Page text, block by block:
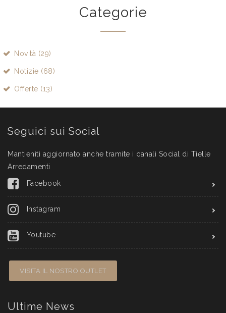
Categorie
Novità (29)
Notizie (68)
Offerte (13)
Seguici sui Social
Mantieniti aggiornato anche tramite i canali Social di Tielle
Arredamenti
Facebook
Instagram
Youtube
VISITA IL NOSTRO OUTLET
Ultime News